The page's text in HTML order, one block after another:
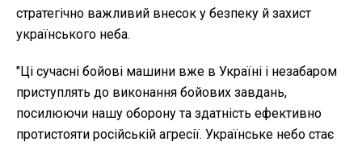
стратегічно важливий внесок у безпеку й захист
українського неба.
"Ці сучасні бойові машини вже в Україні і незабаром
приступлять до виконання бойових завдань,
посилюючи нашу оборону та здатність ефективно
протистояти російській агресії. Українське небо стає